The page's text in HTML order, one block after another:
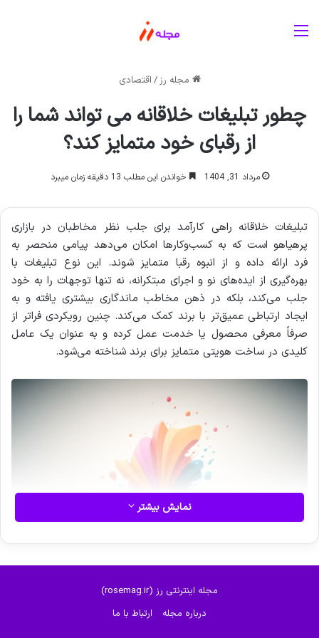
مجله رز/ اقتصادی
چطور تبلیغات خلاقانه می تواند شما را
از رقبای خود متمایز کند؟
مرداد 31, 1404 خواندن این مطلب 13 دقیقه زمان میبرد
تبلیغات خلاقانه راهی کارآمد برای جلب نظر مخاطبان در بازاری
پرهیاهو است که به کسب‌وکارها امکان می‌دهد پیامی منحصر به
فرد ارائه داده و از انبوه رقبا متمایز شوند. این نوع تبلیغات با
بهره‌گیری از ایده‌های نو و اجرای مبتکرانه، نه تنها توجهات را به خود
جلب می‌کند، بلکه در ذهن مخاطب ماندگاری بیشتری یافته و به
ایجاد ارتباطی عمیق‌تر با برند کمک می‌کند. چنین رویکردی فراتر از
صرفاً معرفی محصول یا خدمت عمل کرده و به عنوان یک عامل
کلیدی در ساخت هویتی متمایز برای برند شناخته می‌شود.
بازار امروز مملو از پیام‌های تبلیغاتی است؛ از بیلبوردهای شهری گرفته
تا تبلیغات دیجیتال در شبکه‌های اجتماعی، هر لحظه سیل عظیمی از
نمایش بیشتر
مجله اینترنتی رز (rosemag.ir)
درباره مجله
ارتباط با ما